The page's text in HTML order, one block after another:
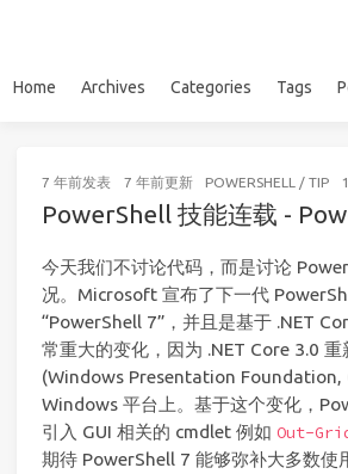
Home Archives Categories Tags
7 年前发表 7 年前更新 POWERSHELL / TIP
PowerShell 技能连载 -
今天我们不讨论代码，而是讨论
况。Microsoft 宣布了下一代
“PowerShell 7”，并且是基于 .NET
常重大的变化，因为 .NET Core 3.0 重
(Windows Presentation Foundation,
Windows 平台上。基于这个变化，
引入 GUI 相关的 cmdlet 例如 Out-
期待 PowerShell 7 能够弥补大多数使